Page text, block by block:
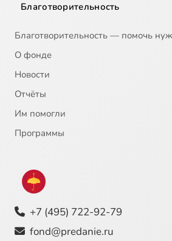
Благотворительность
Благотворительность — помочь
О фонде
Новости
Отчёты
Им помогли
Программы
+7 (495) 722-92-79
fond@predanie.ru